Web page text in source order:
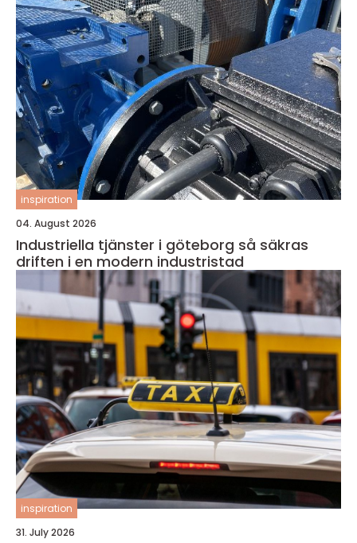
inspiration
04. August 2026
Industriella tjänster i göteborg så säkras
driften i en modern industristad
inspiration
31. July 2026